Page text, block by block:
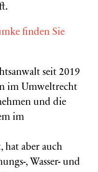
finden Sie
seit 2019
im Umweltrecht
und die
im
hat aber auch
, Wasser- und